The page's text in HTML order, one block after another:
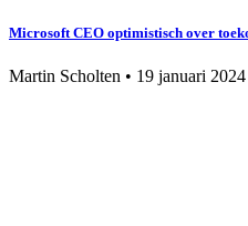
Microsoft CEO optimistisch over
Martin Scholten • 19 januari 2024